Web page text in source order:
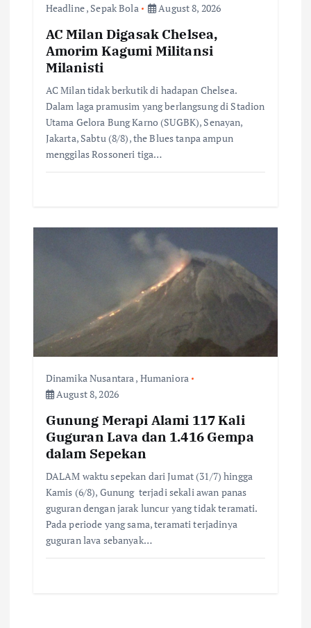
Headline, Sepak Bola August 8, 2026
AC Milan Digasak Chelsea,
Amorim Kagumi Militansi
Milanisti
AC Milan tidak berkutik di hadapan Chelsea.
Dalam laga pramusim yang berlangsung di Stadion
Utama Gelora Bung Karno (SUGBK), Senayan,
Jakarta, Sabtu (8/8), the Blues tanpa ampun
menggilas Rossoneri tiga…
Dinamika Nusantara, Humaniora
August 8, 2026
Gunung Merapi Alami 117 Kali
Guguran Lava dan 1.416 Gempa
dalam Sepekan
DALAM waktu sepekan dari Jumat (31/7) hingga
Kamis (6/8), Gunung terjadi sekali awan panas
guguran dengan jarak luncur yang tidak teramati.
Pada periode yang sama, teramati terjadinya
guguran lava sebanyak…